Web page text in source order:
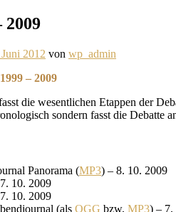
2009
2012 von wp_admin
– 2009
die wesentlichen Etappen der
sondern fasst die Debatte
Panorama (MP3) – 8. 10. 2009
10. 2009
10. 2009
(als OGG bzw. MP3) – 7.